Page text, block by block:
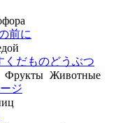
前に
くだもの
Фрукты
どうぶつ
Животные
ジ